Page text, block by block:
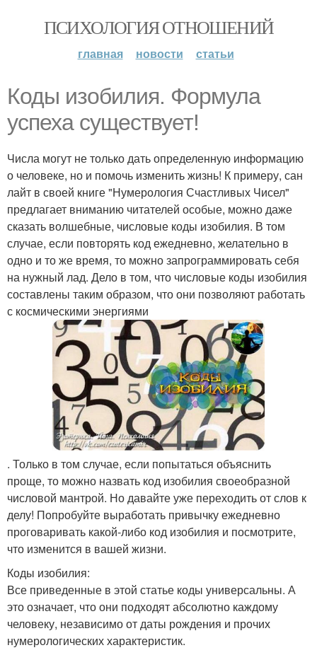
ПСИХОЛОГИЯ ОТНОШЕНИЙ
главная новости статьи
Коды изобилия. Формула
успеха существует!
Числа могут не только дать определенную информацию
о человеке, но и помочь изменить жизнь! К примеру, сан
лайт в своей книге "Нумерология Счастливых Чисел"
предлагает вниманию читателей особые, можно даже
сказать волшебные, числовые коды изобилия. В том
случае, если повторять код ежедневно, желательно в
одно и то же время, то можно запрограммировать себя
на нужный лад. Дело в том, что числовые коды изобилия
составлены таким образом, что они позволяют работать
с космическими энергиями
. Только в том случае, если попытаться объяснить
проще, то можно назвать код изобилия своеобразной
числовой мантрой. Но давайте уже переходить от слов к
делу! Попробуйте выработать привычку ежедневно
проговаривать какой-либо код изобилия и посмотрите,
что изменится в вашей жизни.
Коды изобилия:
Все приведенные в этой статье коды универсальны. А
это означает, что они подходят абсолютно каждому
человеку, независимо от даты рождения и прочих
нумерологических характеристик.